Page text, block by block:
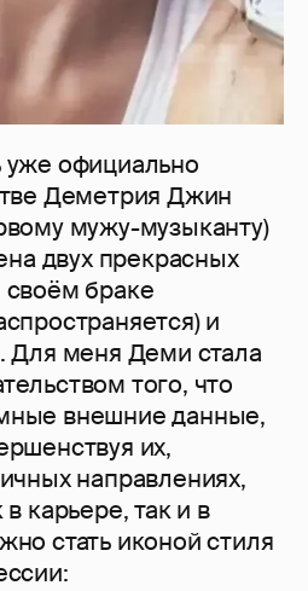
официально
Деметрия Джин
мужу-музыканту)
двух прекрасных
браке
и
Для меня Деми стала
того, что
внешние данные,
их,
направлениях,
карьере, так и в
стать иконой стиля